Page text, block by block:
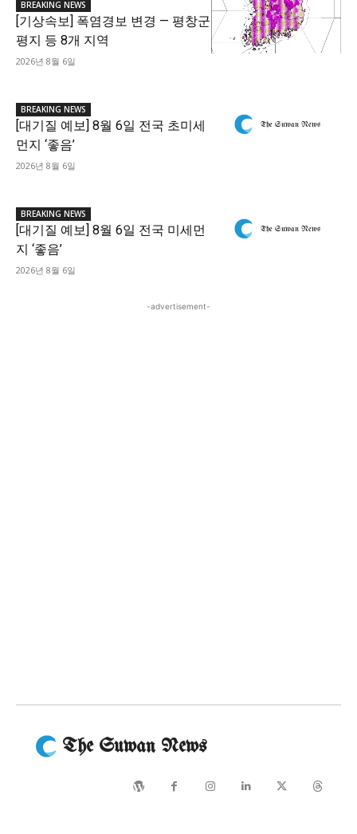
BREAKING NEWS
[기상속보] 폭염경보 변경 — 평창군
평지 등 8개 지역
2026년 8월 6일
BREAKING NEWS
[대기질 예보] 8월 6일 전국 초미세
먼지 ‘좋음’
2026년 8월 6일
BREAKING NEWS
[대기질 예보] 8월 6일 전국 미세먼
지 ‘좋음’
2026년 8월 6일
-advertisement-
The Suwan News